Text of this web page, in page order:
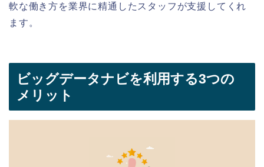
軟な働き方を業界に精通したスタッフが支援してくれ
ます。
ビッグデータナビを利用する3つの
メリット